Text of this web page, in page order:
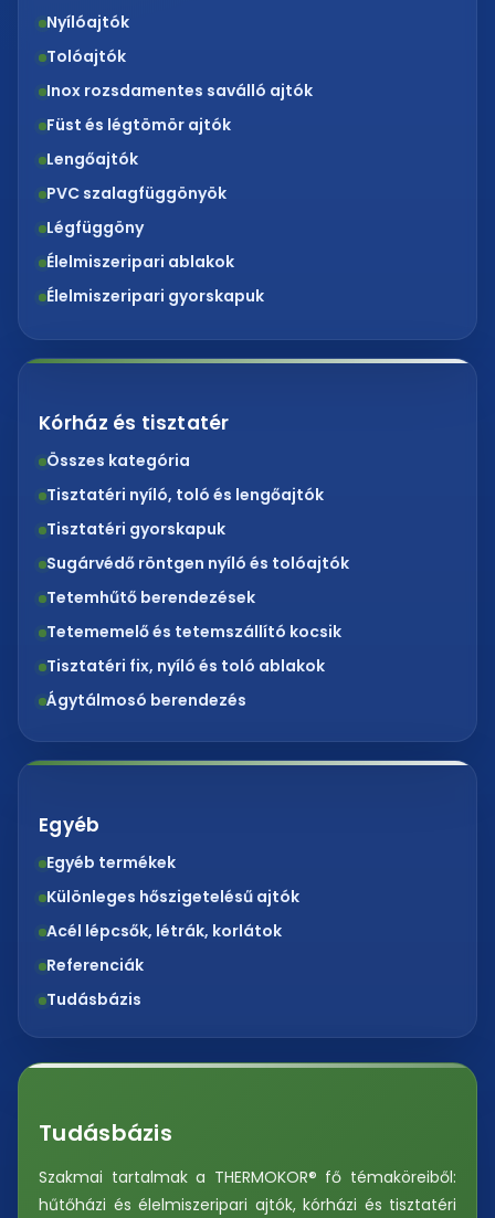
Nyílóajtók
Tolóajtók
Inox rozsdamentes saválló ajtók
Füst és légtömör ajtók
Lengőajtók
PVC szalagfüggönyök
Légfüggöny
Élelmiszeripari ablakok
Élelmiszeripari gyorskapuk
Kórház és tisztatér
Összes kategória
Tisztatéri nyíló, toló és lengőajtók
Tisztatéri gyorskapuk
Sugárvédő röntgen nyíló és tolóajtók
Tetemhűtő berendezések
Tetememelő és tetemszállító kocsik
Tisztatéri fix, nyíló és toló ablakok
Ágytálmosó berendezés
Egyéb
Egyéb termékek
Különleges hőszigetelésű ajtók
Acél lépcsők, létrák, korlátok
Referenciák
Tudásbázis
Tudásbázis
Szakmai tartalmak a THERMOKOR® fő témaköreiből:
hűtőházi és élelmiszeripari ajtók, kórházi és tisztatéri